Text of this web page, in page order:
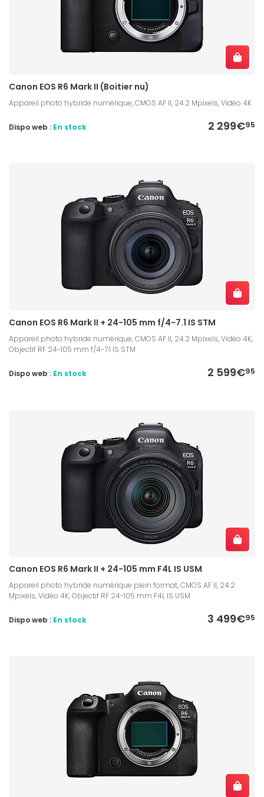
Canon EOS R6 Mark II (Boitier nu)
Appareil photo hybride numérique, CMOS AF II, 24.2 Mpixels, Vidéo 4K
2 299€95
Dispo web : En stock
Canon EOS R6 Mark II + 24-105 mm f/4-7.1 IS STM
Appareil photo hybride numérique, CMOS AF II, 24.2 Mpixels, Vidéo 4K,
Objectif RF 24-105 mm f/4-7.1 IS STM
2 599€95
Dispo web : En stock
Canon EOS R6 Mark II + 24-105 mm F4L IS USM
Appareil photo hybride numérique plein format, CMOS AF II, 24.2
Mpixels, Vidéo 4K, Objectif RF 24-105 mm F4L IS USM
3 499€95
Dispo web : En stock